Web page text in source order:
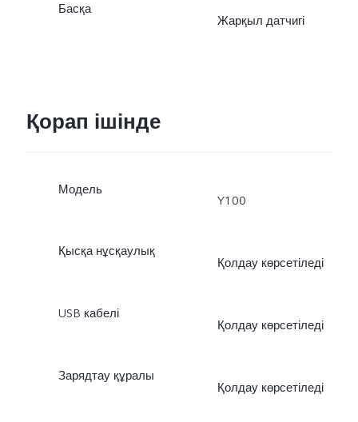
Басқа
Жарқыл датчигі
Қорап ішінде
Модель
Y100
Қысқа нұсқаулық
Қолдау көрсетіледі
USB кабелі
Қолдау көрсетіледі
Зарядтау құралы
Қолдау көрсетіледі